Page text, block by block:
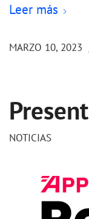
Leer más
MARZO 10, 2023
NOTICIAS